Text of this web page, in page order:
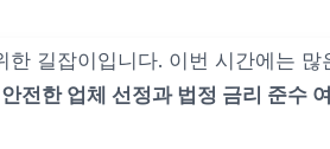
길잡이입니다. 이번 시간에는
안전한 업체 선정과 법정 금리 준수